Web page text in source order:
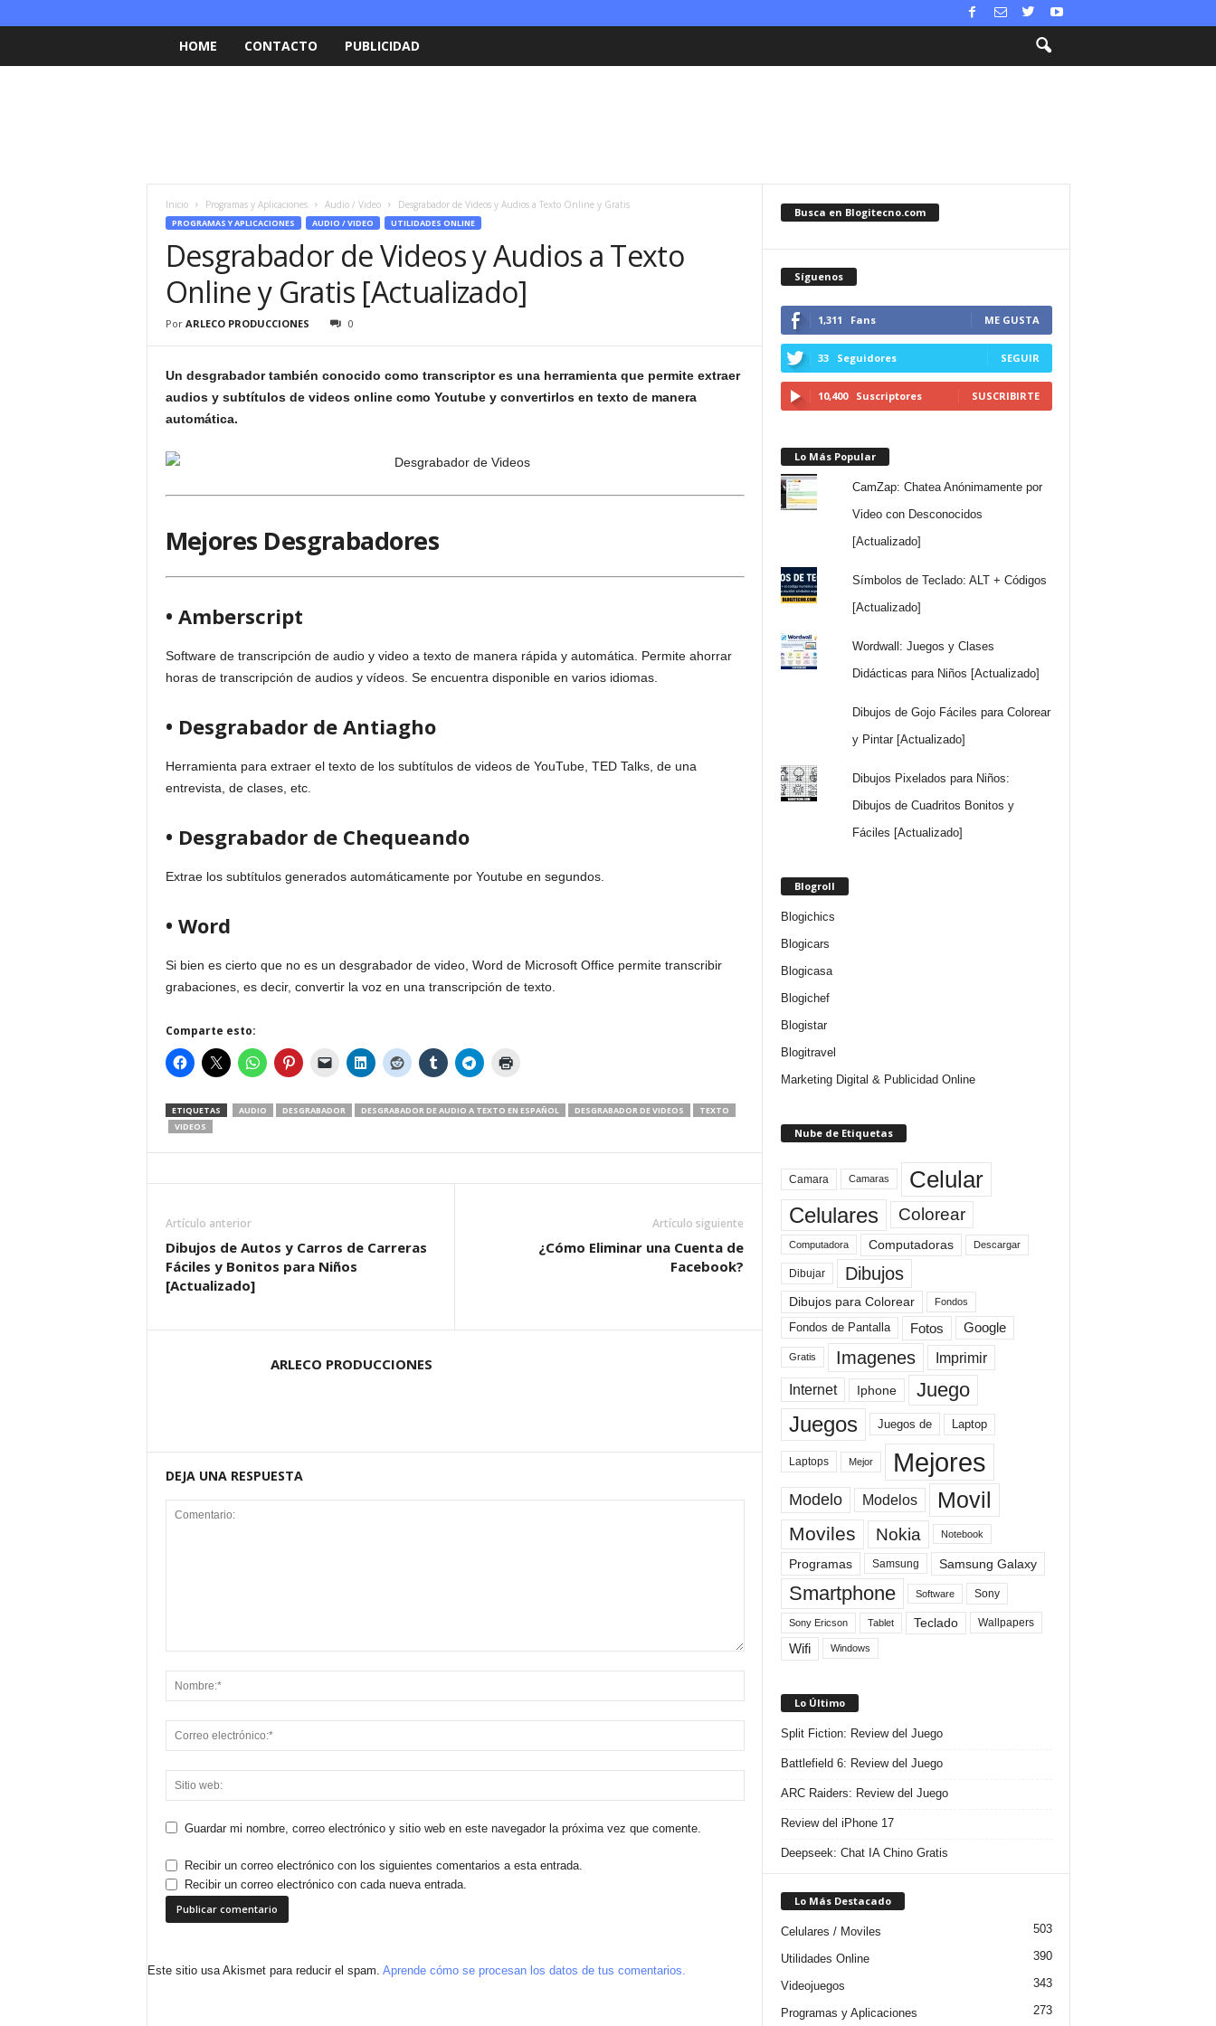
HOME CONTACTO PUBLICIDAD
Inicio Programas y Aplicaciones Audio / Video Desgrabador de Videos y Audios a Texto Online y Gratis
PROGRAMAS Y APLICACIONES AUDIO / VIDEO UTILIDADES ONLINE
Desgrabador de Videos y Audios a Texto
Online y Gratis [Actualizado]
Por ARLECO PRODUCCIONES 0
Un desgrabador también conocido como transcriptor es una herramienta que permite extraer
audios y subtítulos de videos online como Youtube y convertirlos en texto de manera
automática.
Mejores Desgrabadores
• Amberscript
Software de transcripción de audio y video a texto de manera rápida y automática. Permite ahorrar
horas de transcripción de audios y vídeos. Se encuentra disponible en varios idiomas.
• Desgrabador de Antiagho
Herramienta para extraer el texto de los subtítulos de videos de YouTube, TED Talks, de una
entrevista, de clases, etc.
• Desgrabador de Chequeando
Extrae los subtítulos generados automáticamente por Youtube en segundos.
• Word
Si bien es cierto que no es un desgrabador de video, Word de Microsoft Office permite transcribir
grabaciones, es decir, convertir la voz en una transcripción de texto.
Comparte esto:
ETIQUETAS AUDIO DESGRABADOR DESGRABADOR DE AUDIO A TEXTO EN ESPAÑOL DESGRABADOR DE VIDEOS
TEXTO
VIDEOS
Artículo anterior
Dibujos de Autos y Carros de Carreras
Fáciles y Bonitos para Niños
[Actualizado]
Artículo siguiente
¿Cómo Eliminar una Cuenta de
Facebook?
ARLECO PRODUCCIONES
DEJA UNA RESPUESTA
Guardar mi nombre, correo electrónico y sitio web en este navegador la próxima vez que comente.
Recibir un correo electrónico con los siguientes comentarios a esta entrada.
Recibir un correo electrónico con cada nueva entrada.
Este sitio usa Akismet para reducir el spam. Aprende cómo se procesan los datos de tus comentarios.
Busca en Blogitecno.com
Síguenos
1,311 Fans ME GUSTA
33 Seguidores SEGUIR
10,400 Suscriptores SUSCRIBIRTE
Lo Más Popular
CamZap: Chatea Anónimamente por
Video con Desconocidos
[Actualizado]
Símbolos de Teclado: ALT + Códigos
[Actualizado]
Wordwall: Juegos y Clases
Didácticas para Niños [Actualizado]
Dibujos de Gojo Fáciles para Colorear
y Pintar [Actualizado]
Dibujos Pixelados para Niños:
Dibujos de Cuadritos Bonitos y
Fáciles [Actualizado]
Blogroll
Blogichics
Blogicars
Blogicasa
Blogichef
Blogistar
Blogitravel
Marketing Digital & Publicidad Online
Nube de Etiquetas
Camara Camaras Celular
Celulares Colorear
Computadora Computadoras Descargar
Dibujar Dibujos
Dibujos para Colorear Fondos
Fondos de Pantalla Fotos Google
Gratis Imagenes Imprimir
Internet Iphone Juego
Juegos Juegos de Laptop
Laptops Mejor Mejores
Modelo Modelos Movil
Moviles Nokia Notebook
Programas Samsung Samsung Galaxy
Smartphone Software Sony
Sony Ericson Tablet Teclado Wallpapers
Wifi Windows
Lo Último
Split Fiction: Review del Juego
Battlefield 6: Review del Juego
ARC Raiders: Review del Juego
Review del iPhone 17
Deepseek: Chat IA Chino Gratis
Lo Más Destacado
Celulares / Moviles 503
Utilidades Online 390
Videojuegos 343
Programas y Aplicaciones 273